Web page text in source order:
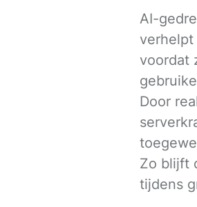
AI-
verhelpt
voordat
Door
Zo blijft
tijdens